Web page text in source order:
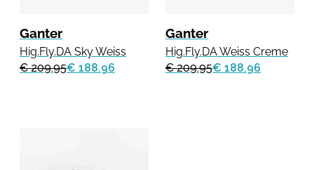
Ganter
Hig.Fly.DA Sky Weiss
€ 209.95€ 188.96
Ganter
Hig.Fly.DA Weiss Creme
€ 209.95€ 188.96